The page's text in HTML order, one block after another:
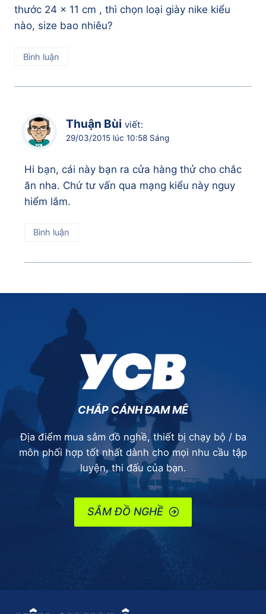
thước 24 x 11 cm , thì chọn loại giày nike kiểu
nào, size bao nhiêu?
Bình luận
Thuận Bùi viết:
29/03/2015 lúc 10:58 Sáng
Hi bạn, cái này bạn ra cửa hàng thử cho chắc
ăn nha. Chứ tư vấn qua mạng kiểu này nguy
hiểm lắm.
Bình luận
CHẮP CÁNH ĐAM MÊ
Địa điểm mua sắm đồ nghề, thiết bị chạy bộ / ba
môn phối hợp tốt nhất dành cho mọi nhu cầu tập
luyện, thi đấu của bạn.
SẮM ĐỒ NGHỀ